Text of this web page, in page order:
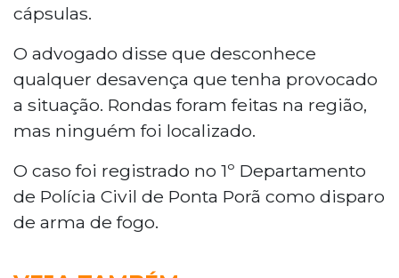
cápsulas.
O advogado disse que desconhece
qualquer desavença que tenha provocado
a situação. Rondas foram feitas na região,
mas ninguém foi localizado.
O caso foi registrado no 1º Departamento
de Polícia Civil de Ponta Porã como disparo
de arma de fogo.